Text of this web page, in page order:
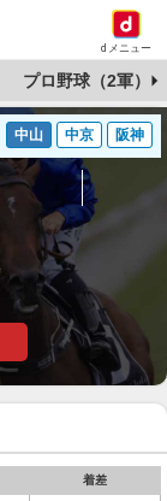
dメニュー
プロ野球（2軍）
中山 中京 阪神
着差